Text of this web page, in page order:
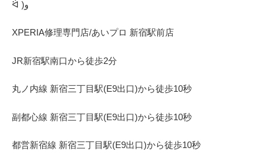
ᐛ )و
XPERIA修理専門店/あいプロ 新宿駅前店
JR新宿駅南口から徒歩2分
丸ノ内線 新宿三丁目駅(E9出口)から徒歩10秒
副都心線 新宿三丁目駅(E9出口)から徒歩10秒
都営新宿線 新宿三丁目駅(E9出口)から徒歩10秒